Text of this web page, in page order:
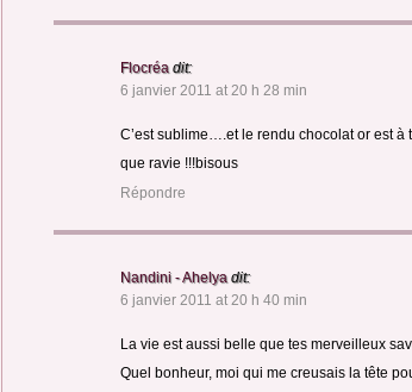
Flocréa dit:
6 janvier 2011 at 20 h 28 min
C’est sublime….et le rendu chocolat or est
que ravie !!!bisous
Répondre
Nandini - Ahelya dit:
6 janvier 2011 at 20 h 40 min
La vie est aussi belle que tes merveilleux
Quel bonheur, moi qui me creusais la tête